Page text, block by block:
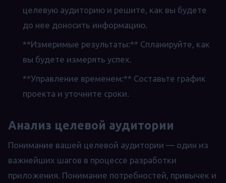
целевую аудиторию и решите, как вы будете
до нее доносить информацию.
**Измеримые результаты:** Спланируйте, как
вы будете измерять успех.
**Управление временем:** Составьте график
проекта и уточните сроки.
Анализ целевой аудитории
Понимание вашей целевой аудитории — один из
важнейших шагов в процессе разработки
приложения. Понимание потребностей, привычек и